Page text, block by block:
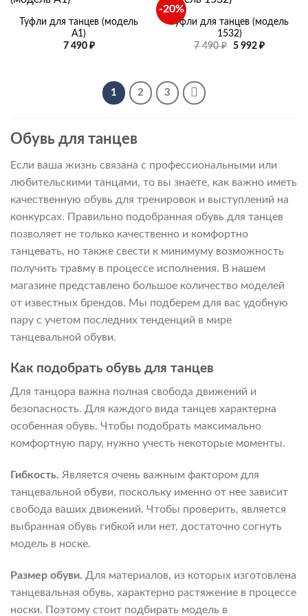
Туфли для танцев (модель
А1)
7 490 ₽
-20%
Туфли для танцев (модель
1532)
7 490₽
Первоначальная
5 992 ₽Текущая
1 2 3
Обувь для танцев
Если ваша жизнь связана с профессиональными или
любительскими танцами, то вы знаете, как важно иметь
качественную обувь для тренировок и выступлений на
конкурсах. Правильно подобранная обувь для танцев
позволяет не только качественно и комфортно
танцевать, но также свести к минимуму возможность
получить травму в процессе исполнения. В нашем
магазине представлено большое количество моделей
от известных брендов. Мы подберем для вас удобную
пару с учетом последних тенденций в мире
танцевальной обуви.
Как подобрать обувь для танцев
Для танцора важна полная свобода движений и
безопасность. Для каждого вида танцев характерна
особенная обувь. Чтобы подобрать максимально
комфортную пару, нужно учесть некоторые моменты.
Гибкость. Является очень важным фактором для
танцевальной обуви, поскольку именно от нее зависит
свобода ваших движений. Чтобы проверить, является
выбранная обувь гибкой или нет, достаточно согнуть
модель в носке.
Размер обуви. Для материалов, из которых изготовлена
танцевальная обувь, характерно растяжение в процессе
носки. Поэтому стоит подбирать модель в